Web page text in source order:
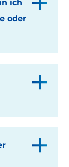
ich
oder